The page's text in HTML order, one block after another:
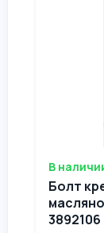
В
Болт
3892106